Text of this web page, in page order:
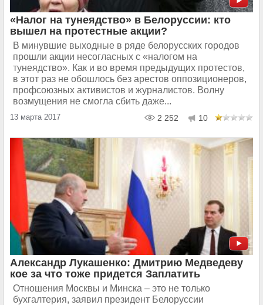
«Налог на тунеядство» в Белоруссии: кто
вышел на протестные акции?
В минувшие выходные в ряде белорусских городов
прошли акции несогласных с «налогом на
тунеядство». Как и во время предыдущих протестов,
в этот раз не обошлось без арестов оппозиционеров,
профсоюзных активистов и журналистов. Волну
возмущения не смогла сбить даже...
13 марта 2017 2 252 10
Александр Лукашенко: Дмитрию Медведеву
кое за что тоже придется Заплатить
Отношения Москвы и Минска – это не только
бухгалтерия, заявил президент Белоруссии